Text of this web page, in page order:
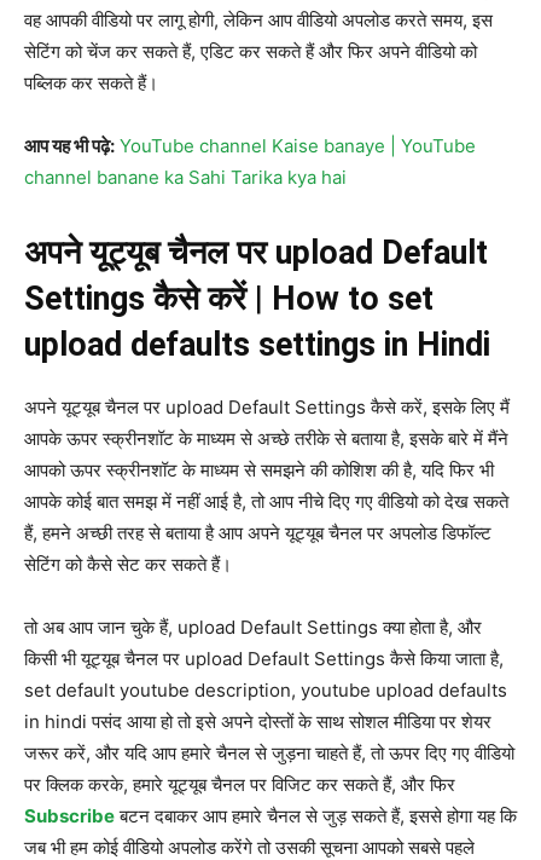
वह आपकी वीडियो पर लागू होगी, लेकिन आप वीडियो अपलोड करते समय, इस
सेटिंग को चेंज कर सकते हैं, एडिट कर सकते हैं और फिर अपने वीडियो को
पब्लिक कर सकते हैं।
आप यह भी पढ़े: YouTube channel Kaise banaye | YouTube
channel banane ka Sahi Tarika kya hai
अपने यूट्यूब चैनल पर upload Default
Settings कैसे करें| How to set
upload defaults settings in Hindi
अपने यूट्यूब चैनल पर upload Default Settings कैसे करें, इसके लिए मैं
आपके ऊपर स्क्रीनशॉट के माध्यम से अच्छे तरीके से बताया है, इसके बारे में मैंने
आपको ऊपर स्क्रीनशॉट के माध्यम से समझने की कोशिश की है, यदि फिर भी
आपके कोई बात समझ में नहीं आई है, तो आप नीचे दिए गए वीडियो को देख सकते
हैं, हमने अच्छी तरह से बताया है आप अपने यूट्यूब चैनल पर अपलोड डिफॉल्ट
सेटिंग को कैसे सेट कर सकते हैं।
तो अब आप जान चुके हैं, upload Default Settings क्या होता है, और
किसी भी यूट्यूब चैनल पर upload Default Settings कैसे किया जाता है,
set default youtube description, youtube upload defaults
in hindi पसंद आया हो तो इसे अपने दोस्तों के साथ सोशल मीडिया पर शेयर
जरूर करें, और यदि आप हमारे चैनल से जुड़ना चाहते हैं, तो ऊपर दिए गए वीडियो
पर क्लिक करके, हमारे यूट्यूब चैनल पर विजिट कर सकते हैं, और फिर
Subscribeबटन दबाकर आप हमारे चैनल से जुड़ सकते हैं, इससे होगा यह कि
जब भी हम कोई वीडियो अपलोड करेंगे तो उसकी सूचना आपको सबसे पहले